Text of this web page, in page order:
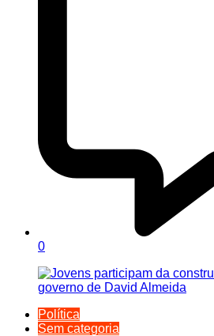
0
Política
Sem categoria